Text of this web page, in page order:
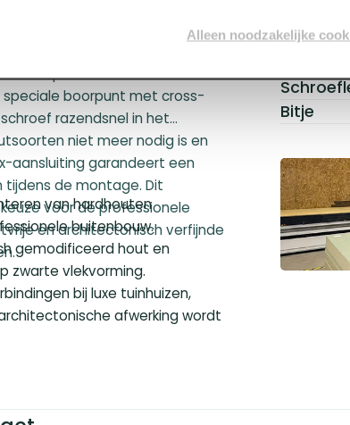
Alleen noodzakelijke
bij uitstek geschikt maakt
Cedar, Douglas of thermisch
moeiteloos en vrijwel
onopvallend eindresultaat
speciale boorpunt met cross-
razendsnel in het
niet meer nodig is en
aansluiting garandeert een
de montage. Dit
voor de professionele
en architectonisch verfijnde
van hardhouten
buitenbouw.
gemodificeerd hout en
zwarte vlekvorming.
bij luxe tuinhuizen,
afwerking wordt
Bitje